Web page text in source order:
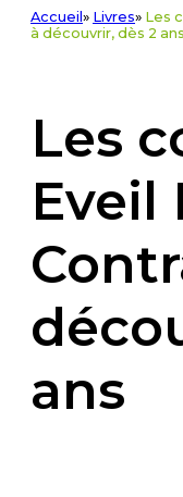
Accueil » Livres» Les
à découvrir, dès 2 ans
Les
Eveil
ans